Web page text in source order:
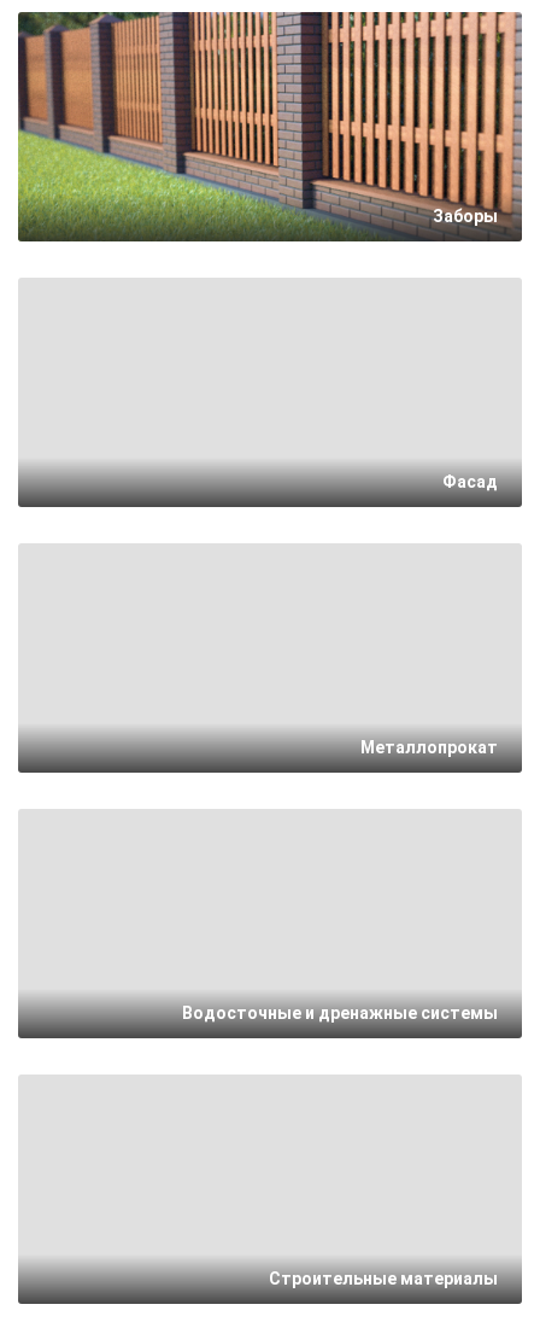
Заборы
Фасад
Металлопрокат
Водосточные и дренажные системы
Строительные материалы